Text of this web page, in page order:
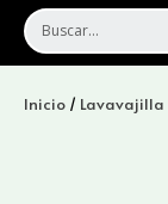
Inicio / Lavavajilla